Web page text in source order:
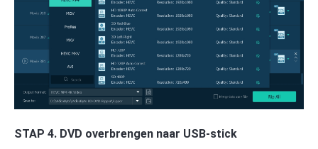
STAP 4. DVD overbrengen naar USB-stick